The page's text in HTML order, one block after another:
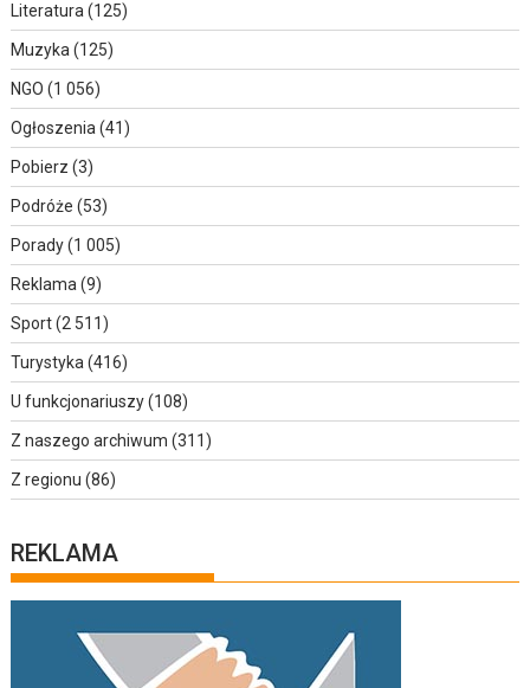
Literatura (125)
Muzyka (125)
NGO (1 056)
Ogłoszenia (41)
Pobierz (3)
Podróże (53)
Porady(1 005)
Reklama (9)
Sport(2 511)
Turystyka (416)
U funkcjonariuszy(108)
Z naszego archiwum (311)
Z regionu (86)
REKLAMA